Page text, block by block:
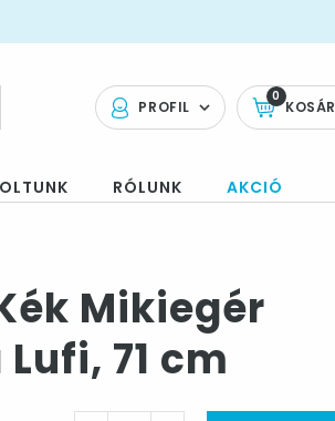
PROFIL KOSÁR
0
RÓLUNK AKCIÓ
Mikiegér
71 cm